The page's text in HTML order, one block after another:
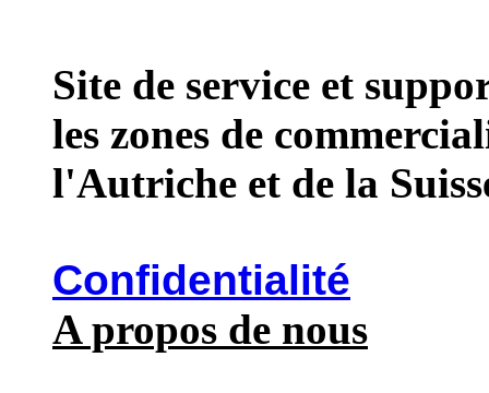
Site de service et
les zones de
l'Autriche et de la
Confidentialité
A propos de nous